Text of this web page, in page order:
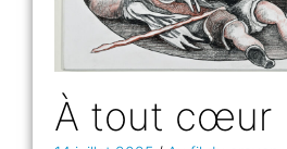
À tout cœur